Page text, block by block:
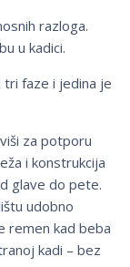
razloga.
u kadici.
faze i jedina je
za potporu
i konstrukcija
glave do pete.
udobno
remen kad beba
kadi – bez